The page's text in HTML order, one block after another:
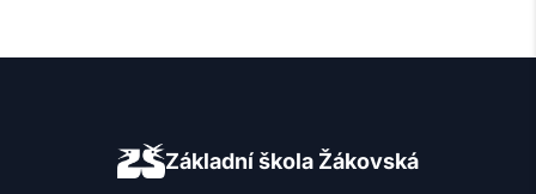
Základní škola Žákovská